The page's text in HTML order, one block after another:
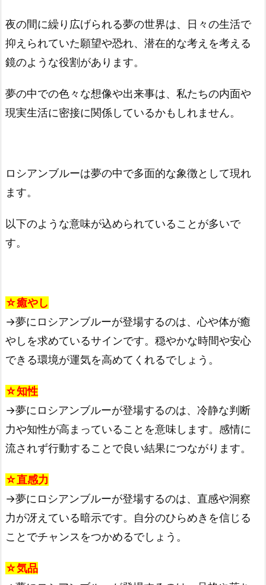
夜の間に繰り広げられる夢の世界は、日々の生活で
抑えられていた願望や恐れ、潜在的な考えを考える
鏡のような役割があります。
夢の中での色々な想像や出来事は、私たちの内面や
現実生活に密接に関係しているかもしれません。
ロシアンブルーは夢の中で多面的な象徴として現れ
ます。
以下のような意味が込められていることが多いで
す。
☆癒やし
→夢にロシアンブルーが登場するのは、心や体が癒
やしを求めているサインです。穏やかな時間や安心
できる環境が運気を高めてくれるでしょう。
☆知性
→夢にロシアンブルーが登場するのは、冷静な判断
力や知性が高まっていることを意味します。感情に
流されず行動することで良い結果につながります。
☆直感力
→夢にロシアンブルーが登場するのは、直感や洞察
力が冴えている暗示です。自分のひらめきを信じる
ことでチャンスをつかめるでしょう。
☆気品